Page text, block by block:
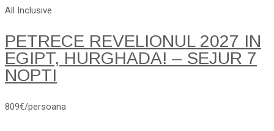
All Inclusive
PETRECE REVELIONUL 2027 IN
EGIPT, HURGHADA! – SEJUR 7
NOPTI
809€/persoana